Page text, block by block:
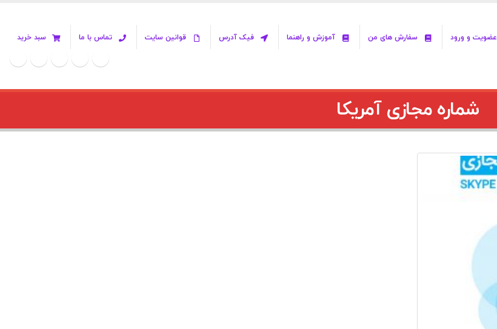
عضویت و ورود سفارش های من آموزش و راهنما فیک آدرس قوانین سایت تماس با ما سبد خرید
شماره مجازی آمریکا